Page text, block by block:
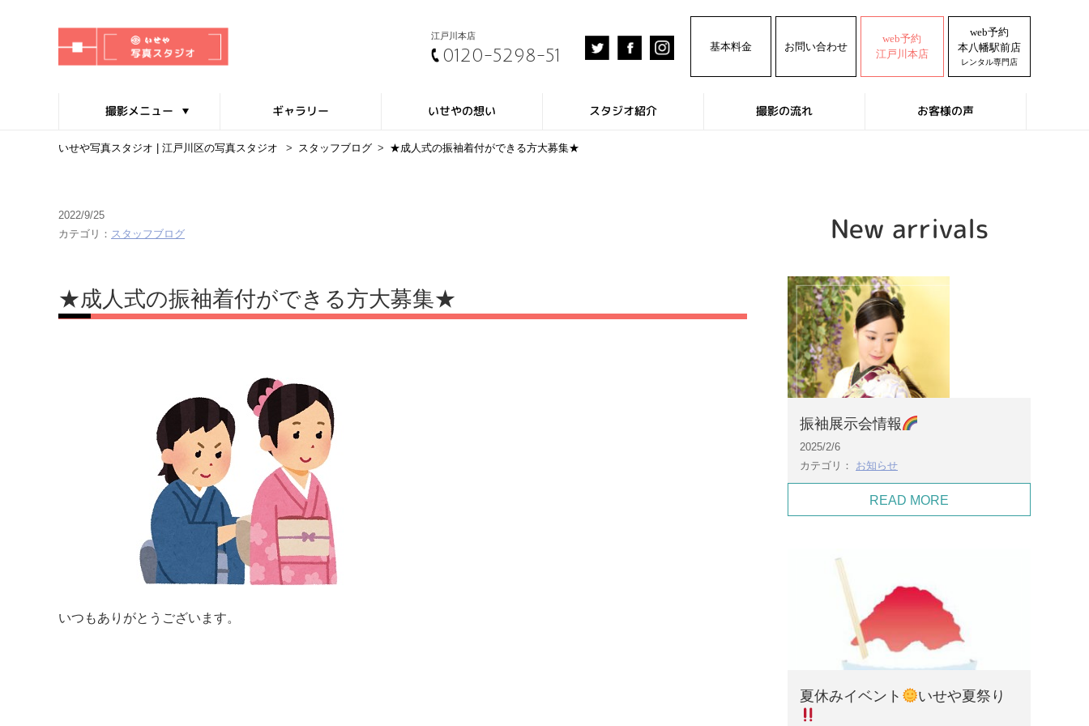
江戸川 本店
0120-5298-51 基本料金 お問い合わせ
web予約
江戸川本店
web予約
本八幡駅前店
レンタル専門店
撮影メニュー ギャラリー いせやの想い スタジオ紹介 撮影の流れ お客様の声
いせや写真スタジオ | 江戸川区の写真スタジオ > スタッフブログ > ★成人式の振袖着付ができる方大募集★
2022/9/25
カテゴリ： スタッフブログ
★成人式の振袖着付ができる方大募集★
いつもありがとうございます。
New arrivals
振袖展示会情報
2025/2/6
カテゴリ： お知らせ
READ MORE
夏休みイベント いせや夏祭り